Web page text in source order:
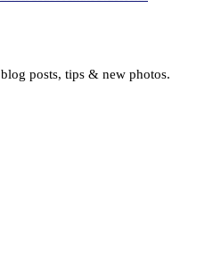
posts, tips & new photos.